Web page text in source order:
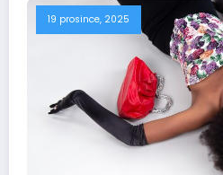
19 prosince, 2025